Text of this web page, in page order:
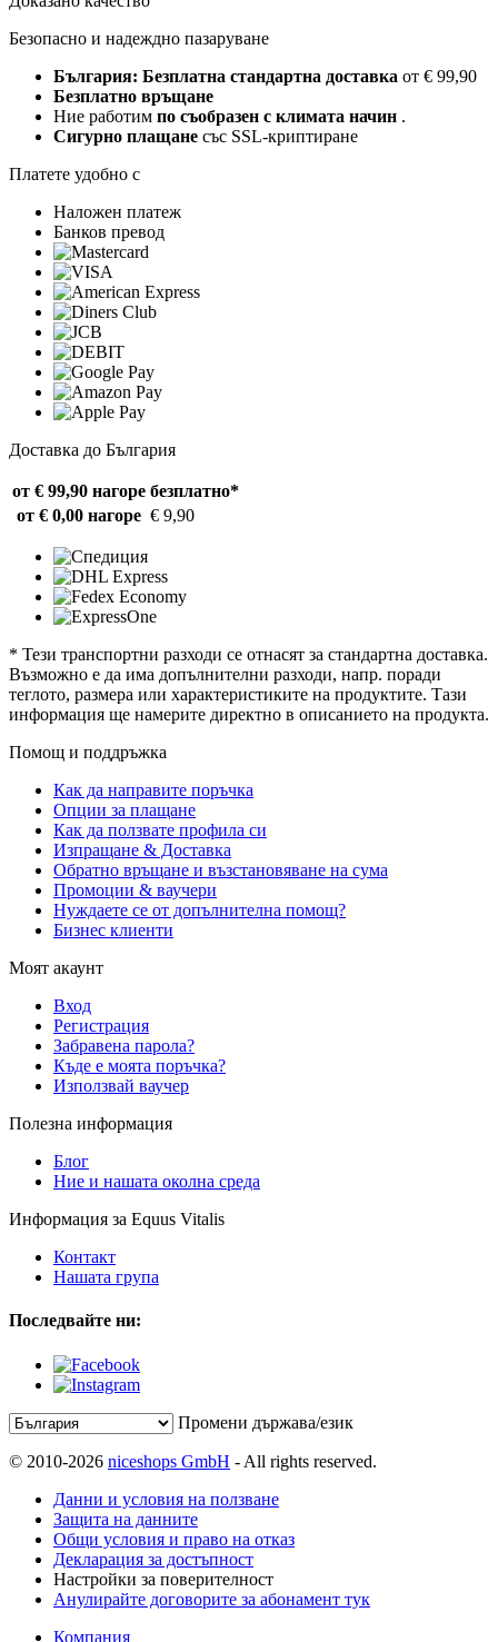
Безопасно и надеждно пазаруване
България: Безплатна стандартна доставка от € 99,90
Безплатно връщане
Ние работим по съобразен с климата начин .
Сигурно плащане със SSL-криптиране
Платете удобно с
Наложен платеж
Банков превод
Доставка до България
от € 99,90 нагоре безплатно*
от € 0,00 нагоре € 9,90
* Тези транспортни разходи се отнасят за стандартна доставка.
Възможно е да има допълнителни разходи, напр. поради
теглото, размера или характеристиките на продуктите. Тази
информация ще намерите директно в описанието на продукта.
Помощ и поддръжка
Как да направите поръчка
Опции за плащане
Как да ползвате профила си
Изпращане & Доставка
Обратно връщане и възстановяване на сума
Промоции & ваучери
Нуждаете се от допълнителна помощ?
Бизнес клиенти
Моят акаунт
Вход
Регистрация
Забравена парола?
Къде е моята поръчка?
Използвай ваучер
Полезна информация
Блог
Ние и нашата околна среда
Информация за Equus Vitalis
Контакт
Нашата група
Последвайте ни:
Промени държава/език
© 2010-2026 niceshops GmbH - All rights reserved.
Данни и условия на ползване
Защита на данните
Общи условия и право на отказ
Декларация за достъпност
Настройки за поверителност
Анулирайте договорите за абонамент тук
Компания